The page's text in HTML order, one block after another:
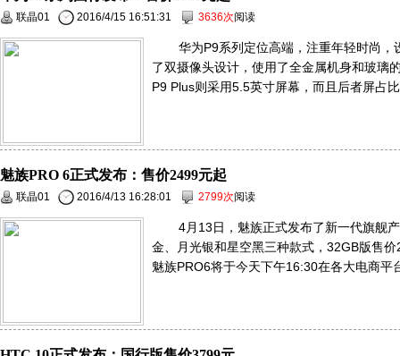
联晶01 2016/4/15 16:51:31 3636次阅读
华为P9系列定位高端，注重年轻时尚
了双摄像头设计，使用了全金属机身和玻璃
P9 Plus则采用5.5英寸屏幕，而且后者屏占
魅族PRO 6正式发布：售价2499元起
联晶01 2016/4/13 16:28:01 2799次阅读
4月13日，魅族正式发布了新一代旗舰
金、月光银和星空黑三种款式，32GB版售
魅族PRO6将于今天下午16:30在各大电商平